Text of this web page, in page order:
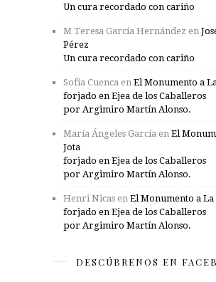
Un cura recordado con cariño
M Teresa García Hernández en
Pérez
Un cura recordado con cariño
Sofía Cuenca en El Monumento a
forjado en Ejea de los Caballeros
por Argimiro Martín Alonso.
María Ángeles García en El
Jota
forjado en Ejea de los Caballeros
por Argimiro Martín Alonso.
Henri Nicas en El Monumento a La
forjado en Ejea de los Caballeros
por Argimiro Martín Alonso.
DESCÚBRENOS EN